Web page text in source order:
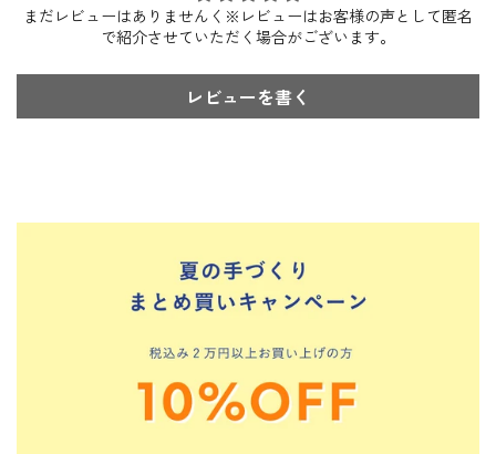
まだレビューはありませんく※レビューはお客様の声として匿名
で紹介させていただく場合がございます。
レビューを書く